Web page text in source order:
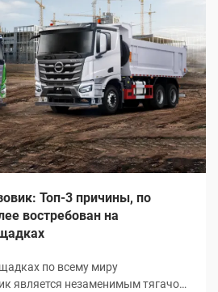
Топ-3 причины, по
востребован на
по всему миру
является незаменимым тягачом,